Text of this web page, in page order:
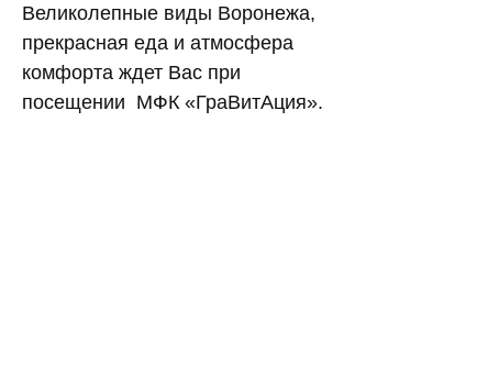
Великолепные виды Воронежа,
прекрасная еда и атмосфера
комфорта ждет Вас при
посещении МФК «ГраВитАция».